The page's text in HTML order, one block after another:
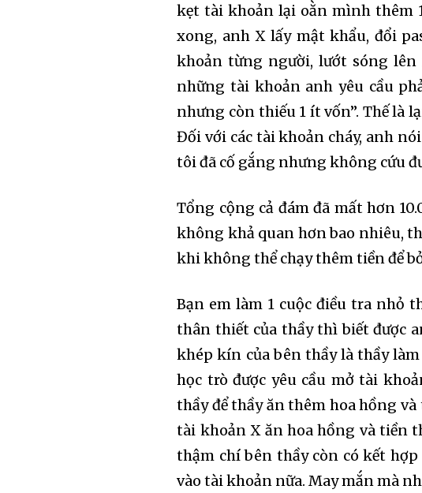
kẹt tài khoản lại oằn mình thêm
xong, anh X lấy mật khẩu, đổi
khoản từng người, lướt sóng
những tài khoản anh yêu cầu
nhưng còn thiếu 1 ít vốn”. Thế là
Đối với các tài khoản cháy, anh
tôi đã cố gắng nhưng không cứu
Tổng cộng cả đám đã mất hơn
không khả quan hơn bao nhiêu,
khi không thể chạy thêm tiền để
Bạn em làm 1 cuộc điều tra nhỏ
thân thiết của thầy thì biết được
khép kín của bên thầy là thầy
học trò được yêu cầu mở tài
thầy để thầy ăn thêm hoa hồng
tài khoản X ăn hoa hồng và tiền
thậm chí bên thầy còn có kết
vào tài khoản nữa. May mắn mà